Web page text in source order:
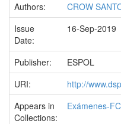
Authors:
CROW
Issue
Date:
16-Sep-2019
Publisher:
ESPOL
URI:
http://
Appears in
Collections:
Exámenes-